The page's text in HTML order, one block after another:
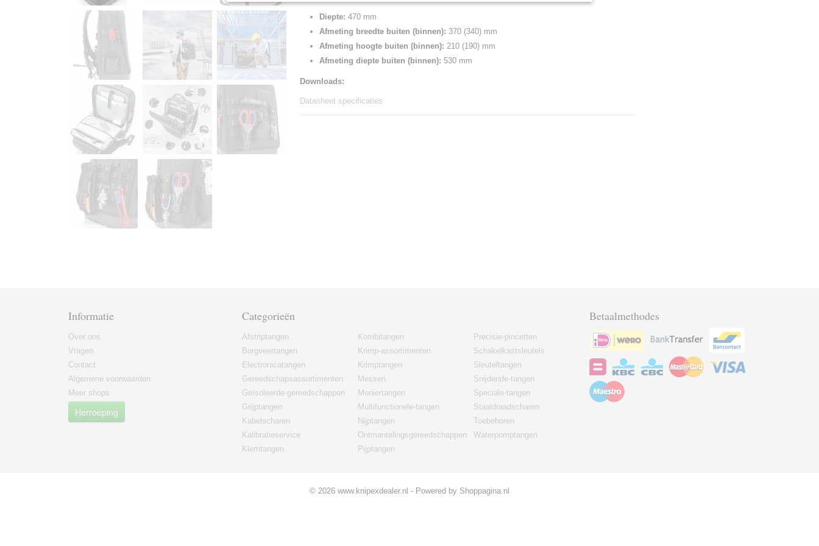
Diepte: 470 mm
Afmeting breedte buiten (binnen): 370 (340) mm
Afmeting hoogte buiten (binnen): 210 (190) mm
Afmeting diepte buiten (binnen): 530 mm
Downloads:
Datasheet specificaties
Informatie
Over ons
Vragen
Contact
Algemene voorwaarden
Meer shops
Herroeping
Categorieën
Afstriptangen
Borgveertangen
Electronicatangen
Gereedschapsassortimenten
Geïsoleerde-gereedschappen
Grijptangen
Kabelscharen
Kalibratieservice
Klemtangen
Kombitangen
Krimp-assortimenten
Krimptangen
Messen
Moniertangen
Multifunctionele-tangen
Nijptangen
Ontmantelingsgereedschappen
Pijptangen
Precisie-pincetten
Schakelkastsleutels
Sleuteltangen
Snijdende-tangen
Speciale-tangen
Staaldraadscharen
Toebehoren
Waterpomptangen
Betaalmethodes
© 2026 www.knipexdealer.nl - Powered by Shoppagina.nl